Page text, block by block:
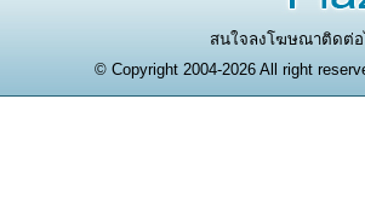
สนใจลงโฆษณาติดต่อ
© Copyright 2004-2026 All right